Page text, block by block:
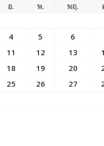
อ. พ. พฤ.
4 5 6
11 12 13
18 19 20
25 26 27